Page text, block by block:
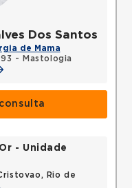
Dos Santos
de Mama
- Mastologia
- Unidade
Rio de